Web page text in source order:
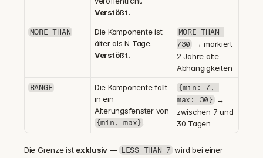
Verstößt.
MORE_THAN
Die Komponente ist
Verstößt.
MORE_THAN
730 → markiert
2 Jahre alte
Abhängigkeiten
RANGE
Die Komponente fällt
in ein
{min, max} .
{min: 7,
max: 30} →
zwischen 7 und
30 Tagen
Die Grenze ist exklusiv — LESS_THAN 7 wird bei einer